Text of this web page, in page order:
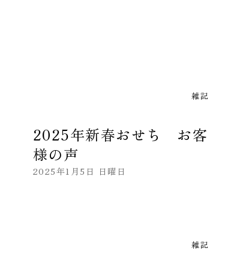
雑記
2025年新春おせち お客
様の声
2025年1月5日 日曜日
雑記